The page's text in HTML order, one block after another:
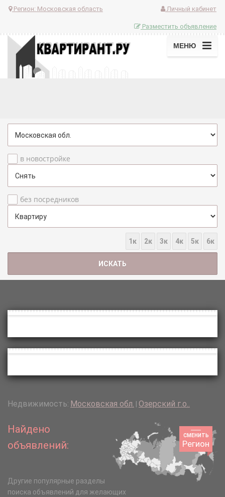
Регион: Московская область Личный кабинет
Разместить объявление
МЕНЮ
в новостройке
без посредников
1к 2к 3к 4к 5к 6к
Недвижимость: Московская обл. Озерский г.о..
СМЕНИТЬ
Регион
Найдено
объявлений:
Другие популярные разделы
поиска объявлений для желающих